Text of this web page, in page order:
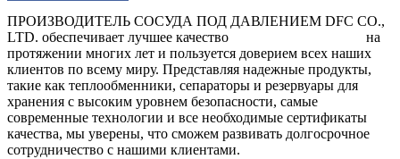
ПРОИЗВОДИТЕЛЬ СОСУДА ПОД ДАВЛЕНИЕМ DFC CO.,
LTD. обеспечивает лучшее качество
на
протяжении многих лет и пользуется доверием всех наших
клиентов по всему миру. Представляя надежные продукты,
такие как теплообменники, сепараторы и резервуары для
хранения с высоким уровнем безопасности, самые
современные технологии и все необходимые сертификаты
качества, мы уверены, что сможем развивать долгосрочное
сотрудничество с нашими клиентами.